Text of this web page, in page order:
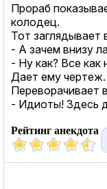
Прораб
колодец.
Тот заглядывает
- А зачем внизу
- Hу как? Все как
Дает ему чертеж.
Переворачивает
- Идиоты! Здесь
Рейтинг анекдота